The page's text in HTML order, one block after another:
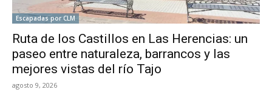
Escapadas por CLM
Ruta de los Castillos en Las Herencias: un
paseo entre naturaleza, barrancos y las
mejores vistas del río Tajo
agosto 9, 2026